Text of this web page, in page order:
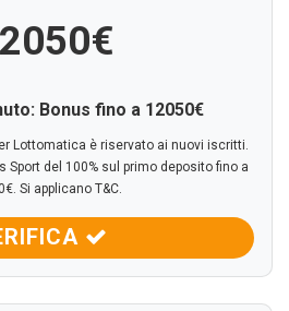
Bonus fino a 12050€
Lottomatica è riservato ai nuovi iscritti.
Sport del 100% sul primo deposito fino a
Si applicano T&C.